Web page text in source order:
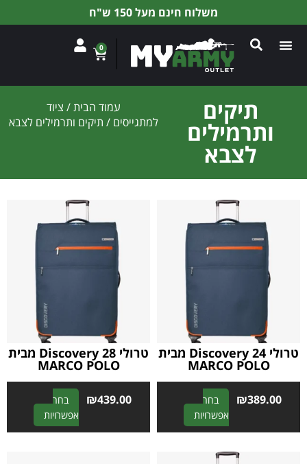
משלוח חינם מעל 150 ש"ח
0
תיקים
ותרמילים
לצבא
עמוד הבית/ ציוד
למתגייסים / תיקים ותרמילים לצבא
טרולי 24 Discovery מבית
MARCO POLO
₪389.00
בחר
אפשרויות
l
טרולי 28 Discovery מבית
MARCO POLO
₪439.00
בחר
אפשרויות
l